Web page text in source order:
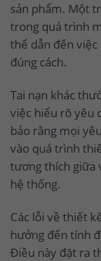
sản phẩm. Một
trong quá trình
thể dẫn đến
đúng cách.
Tai nạn khác
việc hiểu rõ yêu
bảo rằng mọi
vào quá trình
tương thích giữa
hệ thống.
Các lỗi về thiết
hưởng đến tính
Điều này đặt ra